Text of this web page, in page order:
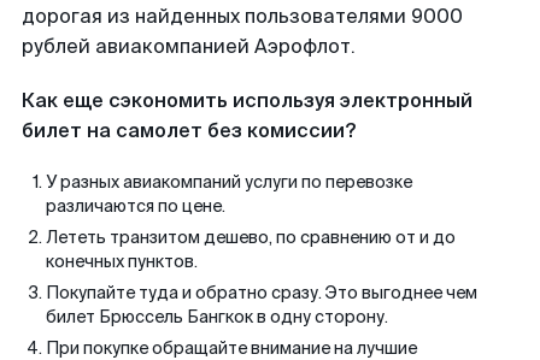
дорогая из найденных пользователями 9000
рублей авиакомпанией Аэрофлот.
Как еще сэкономить используя электронный
билет на самолет без комиссии?
У разных авиакомпаний услуги по перевозке
различаются по цене.
Лететь транзитом дешево, по сравнению от и до
конечных пунктов.
Покупайте туда и обратно сразу. Это выгоднее чем
билет Брюссель Бангкок в одну сторону.
При покупке обращайте внимание на лучшие